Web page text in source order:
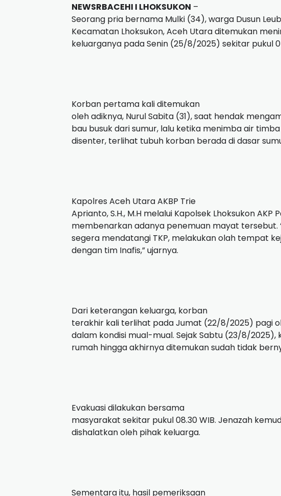
NEWSRBACEHI I LHOKSUKON –
Seorang pria bernama Mulki (34), warga Dusun
Kecamatan Lhoksukon, Aceh Utara ditemukan
keluarganya pada Senin (25/8/2025) sekitar pukul
Korban pertama kali ditemukan
oleh adiknya, Nurul Sabita (31), saat hendak
bau busuk dari sumur, lalu ketika menimba air
disenter, terlihat tubuh korban berada di dasar
Kapolres Aceh Utara AKBP Trie
Aprianto, S.H., M.H melalui Kapolsek Lhoksukon AKP
membenarkan adanya penemuan mayat tersebut.
segera mendatangi TKP, melakukan olah tempat
dengan tim Inafis,” ujarnya.
Dari keterangan keluarga, korban
terakhir kali terlihat pada Jumat (22/8/2025) pagi
dalam kondisi mual-mual. Sejak Sabtu (23/8/
rumah hingga akhirnya ditemukan sudah tidak
Evakuasi dilakukan bersama
masyarakat sekitar pukul 08.30 WIB. Jenazah
dishalatkan oleh pihak keluarga.
Sementara itu, hasil pemeriksaan